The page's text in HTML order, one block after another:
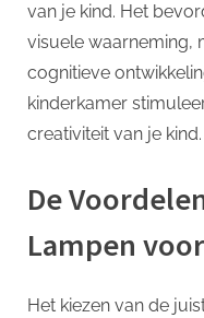
van je kind. Het
visuele waarneming,
cognitieve
kinderkamer
creativiteit van je kind.
De
Lampen
Het kiezen van de